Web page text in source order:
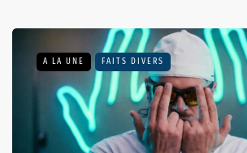
A LA UNE FAITS DIVERS